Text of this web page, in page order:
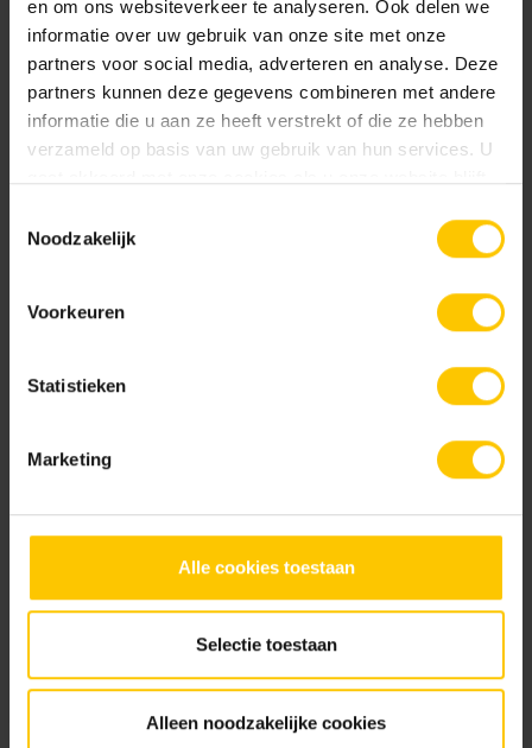
en om ons websiteverkeer te analyseren. Ook delen we
informatie over uw gebruik van onze site met onze
partners voor social media, adverteren en analyse. Deze
partners kunnen deze gegevens combineren met andere
informatie die u aan ze heeft verstrekt of die ze hebben
verzameld op basis van uw gebruik van hun services. U
Noodzakelijk
Voorkeuren
Statistieken
Marketing
Alle cookies toestaan
Selectie toestaan
Alleen noodzakelijke cookies
Basaltina Grijs